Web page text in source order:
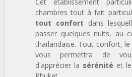
chambres tout à fait
tout confort dans
passer quelques nuits, au
thaïlandaise. Tout confort, le
vous permettra de
d'apprécier la sérénité et